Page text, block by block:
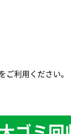
利用ください。